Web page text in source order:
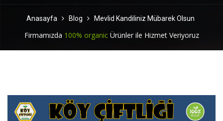
Anasayfa Blog Mevlid Kandiliniz Mübarek Olsun
Firmamızda 100% organicÜrünler ile Hizmet Veriyoruz